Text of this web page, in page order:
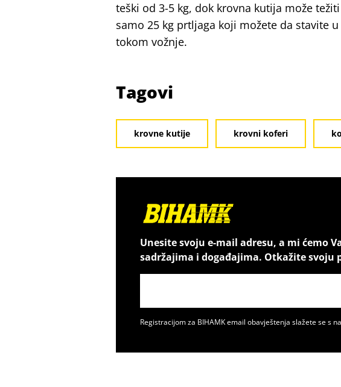
teški od 3-5 kg, dok krovna kutija može
samo 25 kg prtljaga koji možete da stavite
tokom vožnje.
Tagovi
krovne kutije krovni koferi
Unesite svoju e-mail adresu, a mi ćemo
sadržajima i događajima. Otkažite svoju
Registracijom za BIHAMK email obavještenja slažete se s